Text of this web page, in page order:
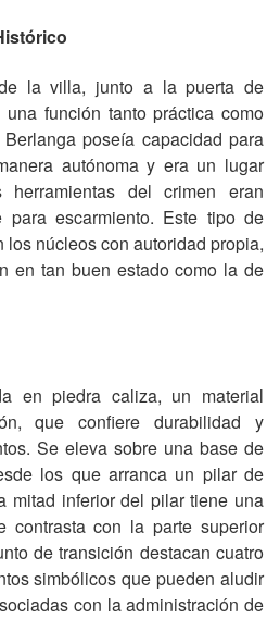
la villa, junto a la puerta de
función tanto práctica como
poseía capacidad para
autónoma y era un lugar
del crimen eran
para escarmiento. Este tipo de
los núcleos con autoridad propia,
en tan buen estado como la de
en piedra caliza, un material
que confiere durabilidad y
Se eleva sobre una base de
los que arranca un pilar de
mitad inferior del pilar tiene una
contrasta con la parte superior
de transición destacan cuatro
simbólicos que pueden aludir
con la administración de